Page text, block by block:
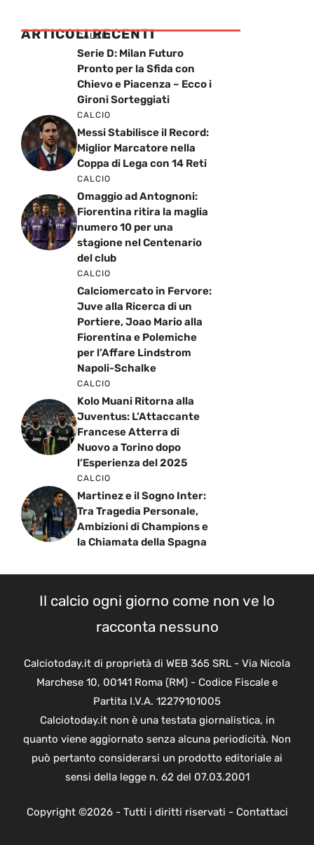
ARTICOLI RECENTI
CALCIO
Serie D: Milan Futuro
Pronto per la Sfida con
Chievo e Piacenza – Ecco i
Gironi Sorteggiati
CALCIO
Messi Stabilisce il Record:
Miglior Marcatore nella
Coppa di Lega con 14 Reti
CALCIO
Omaggio ad Antognoni:
Fiorentina ritira la maglia
numero 10 per una
stagione nel Centenario
del club
CALCIO
Calciomercato in Fervore:
Juve alla Ricerca di un
Portiere, Joao Mario alla
Fiorentina e Polemiche
per l’Affare Lindstrom
Napoli-Schalke
CALCIO
Kolo Muani Ritorna alla
Juventus: L’Attaccante
Francese Atterra di
Nuovo a Torino dopo
l’Esperienza del 2025
CALCIO
Martinez e il Sogno Inter:
Tra Tragedia Personale,
Ambizioni di Champions e
la Chiamata della Spagna
Il calcio ogni giorno come non ve lo
racconta nessuno
Calciotoday.it di proprietà di WEB 365 SRL - Via Nicola
Marchese 10, 00141 Roma (RM) - Codice Fiscale e
Partita I.V.A. 12279101005
Calciotoday.it non è una testata giornalistica, in
quanto viene aggiornato senza alcuna periodicità. Non
può pertanto considerarsi un prodotto editoriale ai
sensi della legge n. 62 del 07.03.2001
Copyright ©2026 - Tutti i diritti riservati - Contattaci